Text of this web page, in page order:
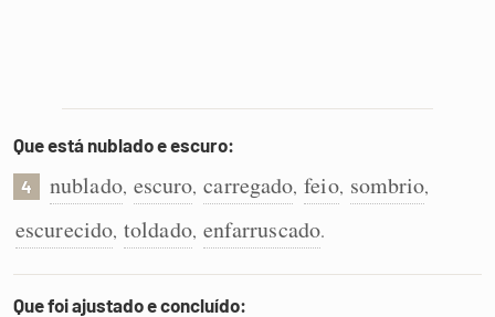
Que está nublado e escuro:
4 nublado, escuro, carregado, feio, sombrio,
escurecido, toldado, enfarruscado.
Que foi ajustado e concluído: